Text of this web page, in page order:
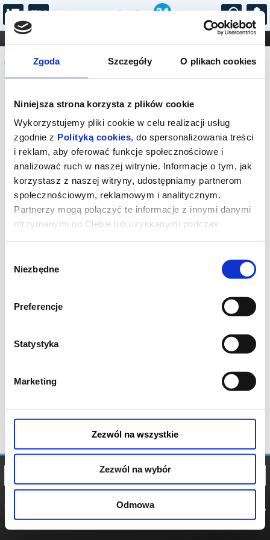
Zgoda Szczegóły O plikach cookies
Niniejsza strona korzysta z plików cookie
Wykorzystujemy pliki cookie w celu realizacji usług
zgodnie z Polityką cookies, do spersonalizowania treści
i reklam, aby oferować funkcje społecznościowe i
analizować ruch w naszej witrynie. Informacje o tym, jak
korzystasz z naszej witryny, udostępniamy partnerom
społecznościowym, reklamowym i analitycznym.
Partnerzy mogą połączyć te informacje z innymi danymi
otrzymanymi od Ciebie lub uzyskanymi podczas
zgody
Niezbędne
Preferencje
Statystyka
Marketing
Zezwól na wszystkie
Zezwól na wybór
Odmowa
...
FILHARMONIA OPERA I BALET
STAND-UP
DLA DZIECI
Komunikat
Sprzedaż biletów on-line na wydarzenie
została zakończona.
POLITYKA
POLITYKA